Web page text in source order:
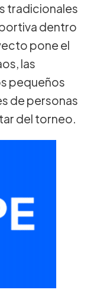
tradicionales
dentro
pone el
las
pequeños
de personas
del torneo.